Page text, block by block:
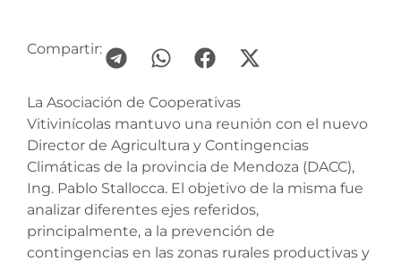
Compartir:
La Asociación de Cooperativas
Vitivinícolas mantuvo una reunión con el nuevo
Director de Agricultura y Contingencias
Climáticas de la provincia de Mendoza (DACC),
Ing. Pablo Stallocca. El objetivo de la misma fue
analizar diferentes ejes referidos,
principalmente, a la prevención de
contingencias en las zonas rurales productivas y